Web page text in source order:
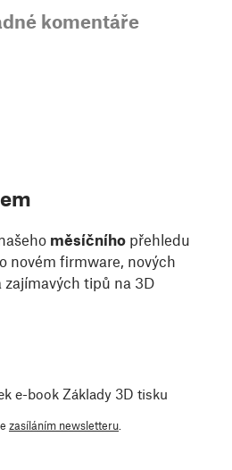
komentáře
měsíčního přehledu
novém firmware, nových
zajímavých tipů na 3D
e-book Základy 3D tisku
zasíláním newsletteru